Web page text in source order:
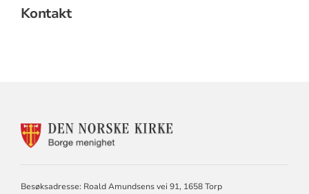
Kontakt
KONTAKTINFORMASJON
Besøksadresse: Roald Amundsens vei 91, 1658 Torp